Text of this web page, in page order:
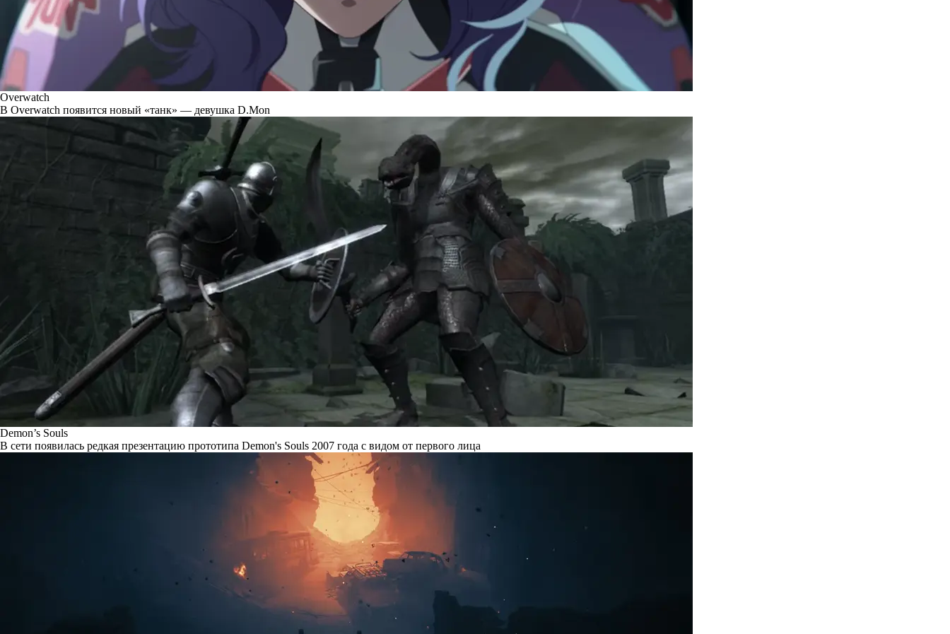
Overwatch
В Overwatch появится новый «танк» — девушка D.Mon
Demon’s Souls
В сети появилась редкая презентацию прототипа Demon's Souls 2007 года с видом от первого лица